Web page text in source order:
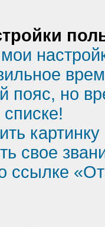
пояс, но
свое
ссылке